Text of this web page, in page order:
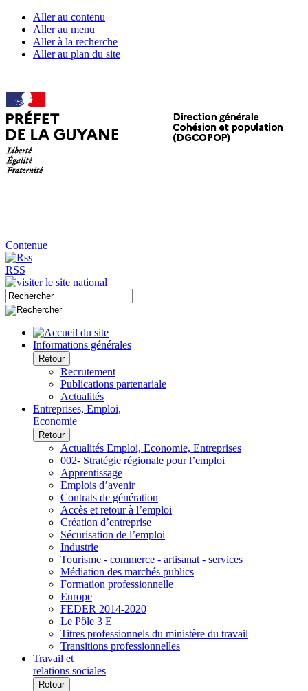
Aller au contenu
Aller au menu
Aller à la recherche
Aller au plan du site
Contenue
RSS
Informations générales
Retour
Recrutement
Publications partenariale
Actualités
Entreprises, Emploi,
Economie
Retour
Actualités Emploi, Economie, Entreprises
002- Stratégie régionale pour l’emploi
Apprentissage
Emplois d’avenir
Contrats de génération
Accès et retour à l’emploi
Création d’entreprise
Sécurisation de l’emploi
Industrie
Tourisme - commerce - artisanat - services
Médiation des marchés publics
Formation professionnelle
Europe
FEDER 2014-2020
Le Pôle 3 E
Titres professionnels du ministère du travail
Transitions professionnelles
Travail et
relations sociales
Retour